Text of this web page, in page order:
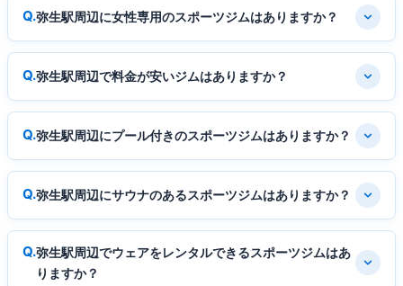
弥生駅周辺に女性専用のスポーツジムはありますか？
弥生駅周辺で料金が安いジムはありますか？
弥生駅周辺にプール付きのスポーツジムはありますか？
弥生駅周辺にサウナのあるスポーツジムはありますか？
弥生駅周辺でウェアをレンタルできるスポーツジムはあ
りますか？